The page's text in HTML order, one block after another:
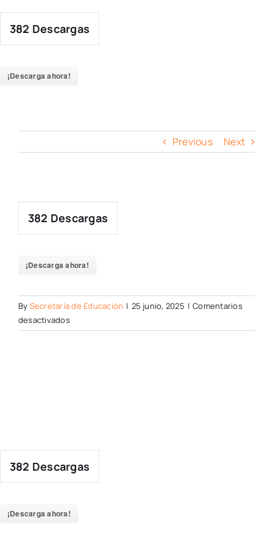
content
382 Descargas
¡Descarga ahora!
Previous Next
382 Descargas
¡Descarga ahora!
By Secretaría de Educación | 25 junio, 2025 | Comentarios
desactivadosen
382 Descargas
¡Descarga ahora!